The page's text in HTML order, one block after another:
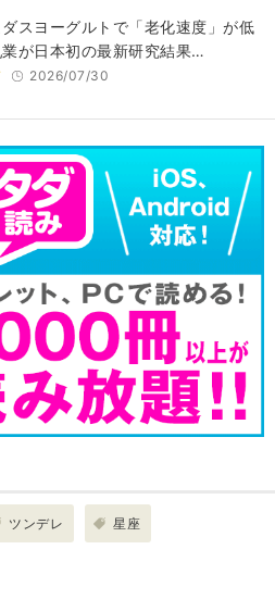
スヨーグルトで「老化速度」が低
が日本初の最新研究結果…
2026/07/30
ツンデレ 星座